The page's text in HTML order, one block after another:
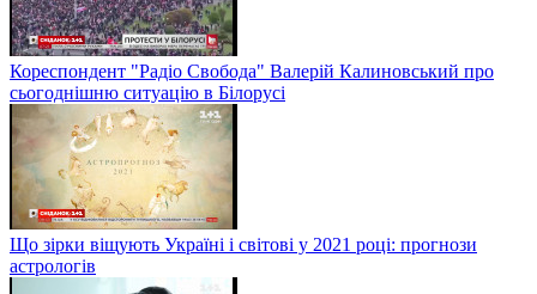
Кореспондент "Радіо Свобода" Валерій Калиновський про
сьогоднішню ситуацію в Білорусі
Що зірки віщують Україні і світові у 2021 році: прогнози
астрологів